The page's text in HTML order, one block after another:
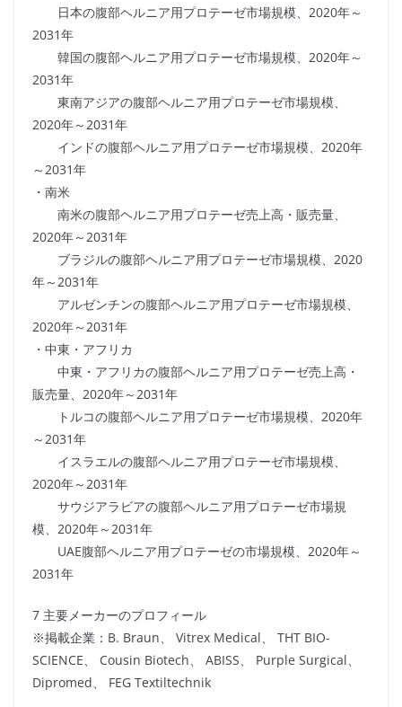
日本の腹部ヘルニア用プロテーゼ市場規模、2020年～
2031年
韓国の腹部ヘルニア用プロテーゼ市場規模、2020年～
2031年
東南アジアの腹部ヘルニア用プロテーゼ市場規模、
2020年～2031年
インドの腹部ヘルニア用プロテーゼ市場規模、2020年
～2031年
・南米
南米の腹部ヘルニア用プロテーゼ売上高・販売量、
2020年～2031年
ブラジルの腹部ヘルニア用プロテーゼ市場規模、2020
年～2031年
アルゼンチンの腹部ヘルニア用プロテーゼ市場規模、
2020年～2031年
・中東・アフリカ
中東・アフリカの腹部ヘルニア用プロテーゼ売上高・
販売量、2020年～2031年
トルコの腹部ヘルニア用プロテーゼ市場規模、2020年
～2031年
イスラエルの腹部ヘルニア用プロテーゼ市場規模、
2020年～2031年
サウジアラビアの腹部ヘルニア用プロテーゼ市場規
模、2020年～2031年
UAE腹部ヘルニア用プロテーゼの市場規模、2020年～
2031年
7 主要メーカーのプロフィール
※掲載企業：B. Braun、 Vitrex Medical、 THT BIO-
SCIENCE、 Cousin Biotech、 ABISS、 Purple Surgical、
Dipromed、 FEG Textiltechnik